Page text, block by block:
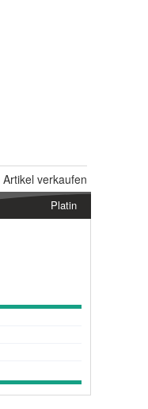
Artikel verkaufen
Platin